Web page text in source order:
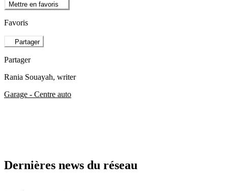
Mettre en favoris
Favoris
Partager
Partager
Rania Souayah, writer
Garage - Centre auto
Dernières news du réseau